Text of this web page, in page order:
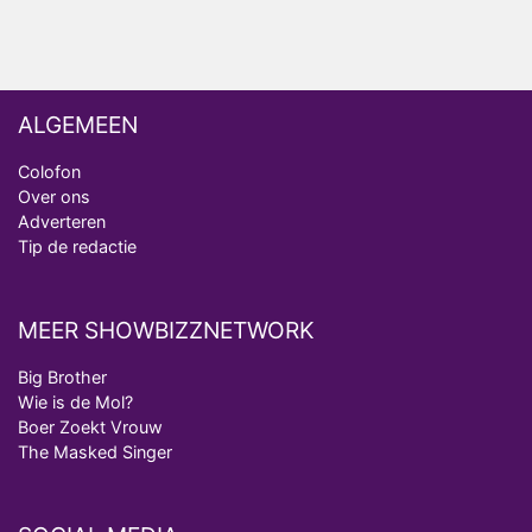
ALGEMEEN
Colofon
Over ons
Adverteren
Tip de redactie
MEER SHOWBIZZNETWORK
Big Brother
Wie is de Mol?
Boer Zoekt Vrouw
The Masked Singer